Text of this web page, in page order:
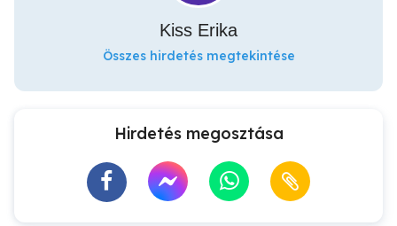
Kiss Erika
Összes hirdetés megtekintése
Hirdetés megosztása